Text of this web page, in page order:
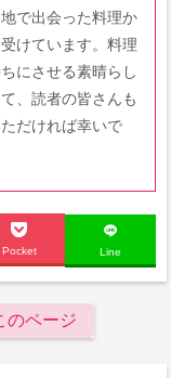
で出会った料理か
けています。料理
にさせる素晴らし
、読者の皆さんも
だければ幸いで
Pocket Line
のページ